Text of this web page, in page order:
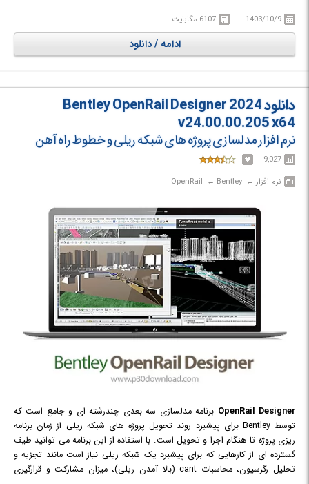
شروع عملیات اجرایی پروژه، به صورت سه بعدی مدلسازی و طراحی کنند. به این
ترتیب بهتر می توانند ایرادات و مشکلات احتمالی، هزینه ها، زیرساخت های لازم
و ... را پیش از اجرایی کردن پروژه، بررسی و پیش بینی نموده و با طرح و برنامه
ریزی دقیق در وقت و هزینه های اضافی تا حد چشمگیری صرفه جویی کنند. از
سوی دیگر با ارائه ی یک مدل سه بعدی شبیه سازی شده از پروژه می توان دید و
تجسم واقع‌بینانه تری را با مردم و سهامداران به اشتراک گذاشت.
توسعه یافته است و فناوری OpenRail Designer را با Sicat Master ترکیب می
کند.
1403/10/9 6107 مگابایت
ادامه / دانلود
دانلود Bentley OpenRail Designer 2024
v24.00.00.205 x64
نرم افزار مدلسازی پروژه های شبکه ریلی و خطوط راه آهن
9,027
نرم افزار‎ ← ‏ Bentley‎ ← ‏ OpenRail
OpenRail Designer برنامه مدلسازی سه بعدی چندرشته ای و جامع است که
توسط Bentley برای پیشبرد روند تحویل پروژه های شبکه ریلی از زمان برنامه
ریزی پروژه تا هنگام اجرا و تحویل است. با استفاده از این برنامه می توانید طیف
گسترده ای از کارهایی که برای پیشبرد یک شبکه ریلی نیاز است مانند تجزیه و
تحلیل رگرسیون، محاسبات cant (بالا آمدن ریلی)، میزان مشارکت و قرارگیری